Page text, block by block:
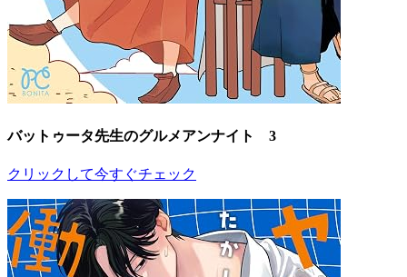
バットゥータ先生のグルメアンナイト 3
クリックして今すぐチェック